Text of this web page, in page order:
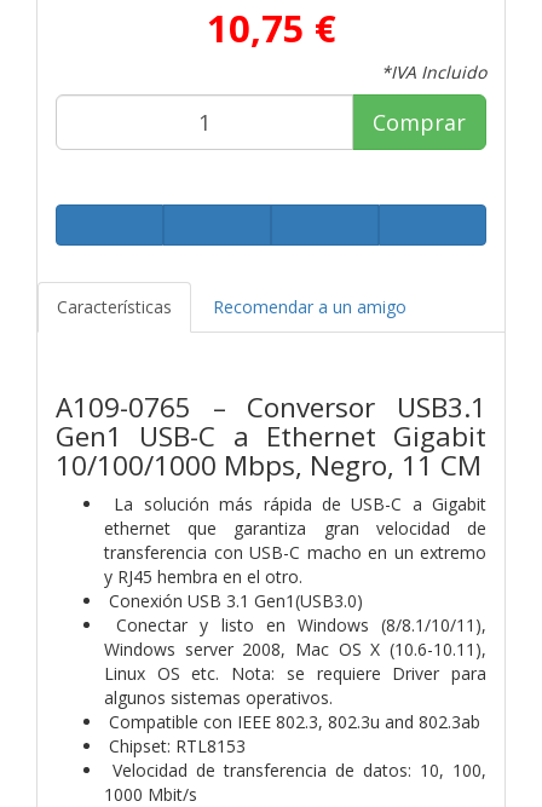
10,75 €
*IVA Incluido
Comprar
Características Recomendar a un amigo
A109-0765 – Conversor USB3.1
Gen1 USB-C a Ethernet Gigabit
10/100/1000 Mbps, Negro, 11 CM
La solución más rápida de USB-C a Gigabit
ethernet que garantiza gran velocidad de
transferencia con USB-C macho en un extremo
y RJ45 hembra en el otro.
Conexión USB 3.1 Gen1(USB3.0)
Conectar y listo en Windows (8/8.1/10/11),
Windows server 2008, Mac OS X (10.6-10.11),
Linux OS etc. Nota: se requiere Driver para
algunos sistemas operativos.
Compatible con IEEE 802.3, 802.3u and 802.3ab
Chipset: RTL8153
Velocidad de transferencia de datos: 10, 100,
1000 Mbit/s